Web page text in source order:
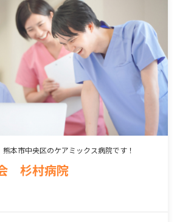
熊本市中央区のケアミックス病院です！
杉村病院